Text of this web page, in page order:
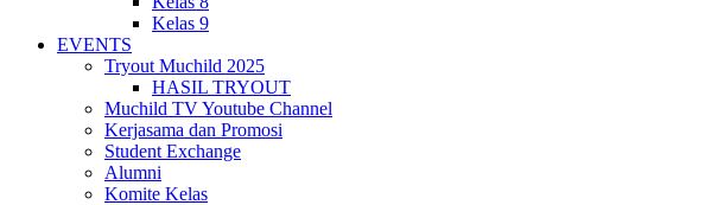
Kelas 9
EVENTS
Tryout Muchild 2025
HASIL TRYOUT
Muchild TV Youtube Channel
Kerjasama dan Promosi
Student Exchange
Alumni
Komite Kelas